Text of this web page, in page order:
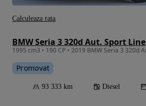
BMW Seria 3 320d Aut. Sport Line
Promovat
93 333 km Diesel
Calculeaza rata